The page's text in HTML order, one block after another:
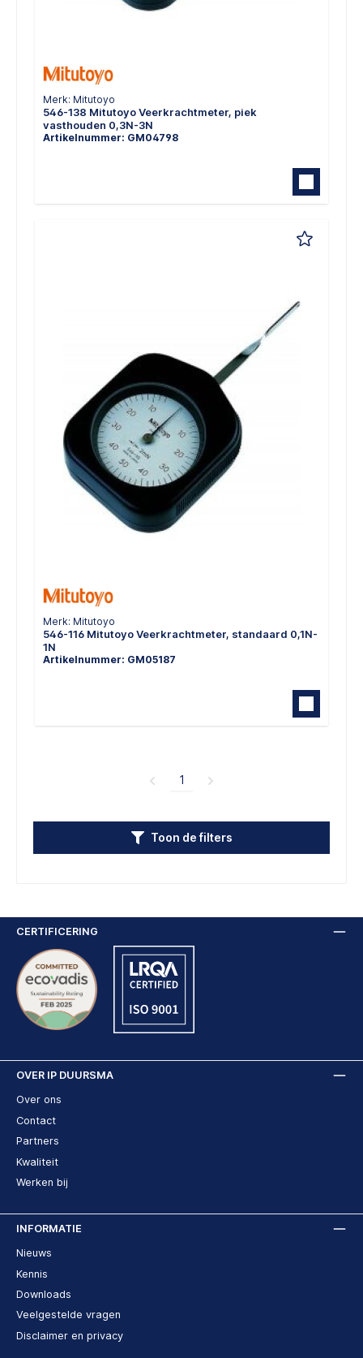
Merk: Mitutoyo
546-138 Mitutoyo Veerkrachtmeter, piek
vasthouden 0,3N-3N
Artikelnummer: GM04798
Merk: Mitutoyo
546-116 Mitutoyo Veerkrachtmeter, standaard 0,1N-
1N
Artikelnummer: GM05187
1
Toon de filters
OVER IP DUURSMA
Over ons
Contact
Partners
Kwaliteit
Werken bij
INFORMATIE
Nieuws
Kennis
Downloads
Veelgestelde vragen
Disclaimer en privacy
CERTIFICERING